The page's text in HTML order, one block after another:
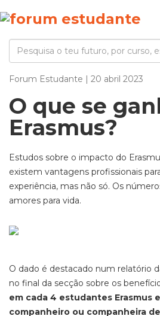
Forum Estudante | 20 abril 2023
O que se
Erasmus?
Estudos sobre o impacto do
existem vantagens profissionais
experiência, mas não só. Os
amores para vida.
O dado é destacado num relatório
no final da secção sobre os
em cada 4 estudantes Erasmus
companheiro ou companheira